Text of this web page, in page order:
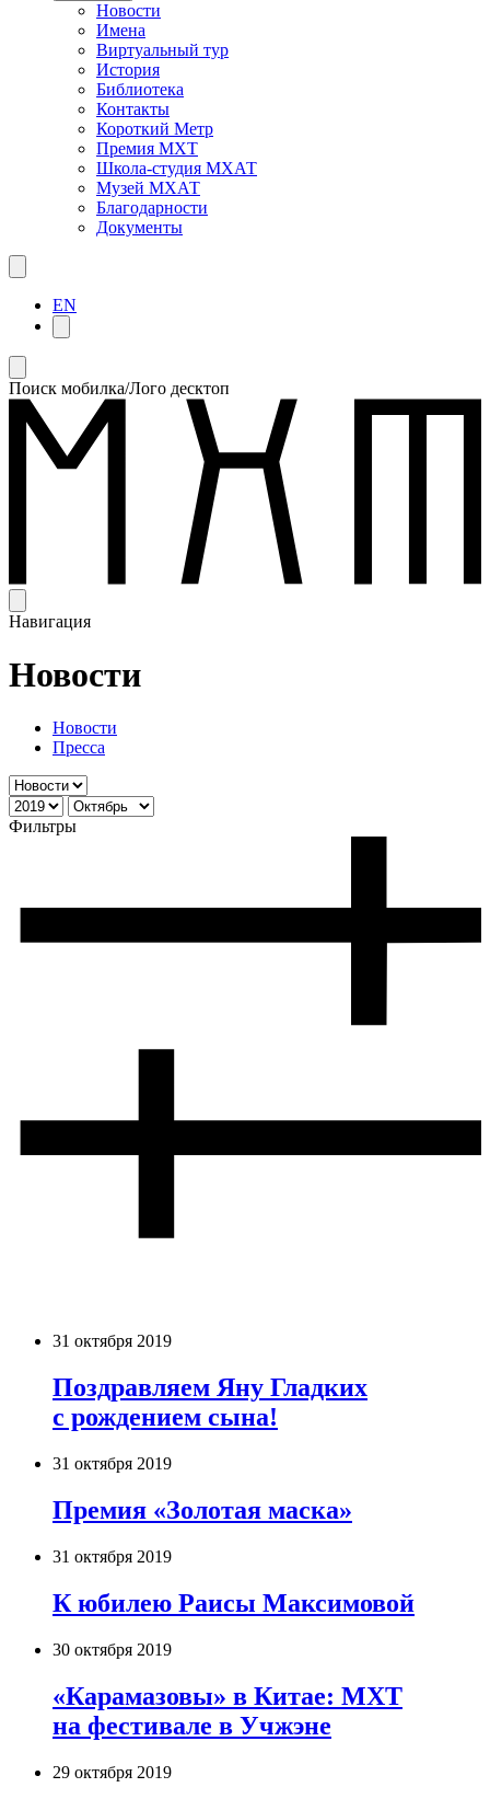
Новости
Имена
Виртуальный тур
История
Библиотека
Контакты
Короткий Метр
Премия МХТ
Школа-студия МХАТ
Музей МХАТ
Благодарности
Документы
EN
Поиск мобилка/Лого десктоп
Навигация
Новости
Новости
Пресса
Фильтры
31 октября 2019
Поздравляем Яну Гладких
с рождением сына!
31 октября 2019
Премия «Золотая маска»
31 октября 2019
К юбилею Раисы Максимовой
30 октября 2019
«Карамазовы» в Китае: МХТ
на фестивале в Учжэне
29 октября 2019